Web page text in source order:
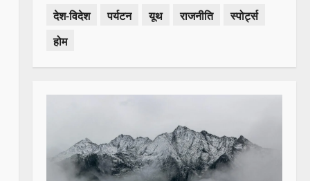
देश-विदेश
पर्यटन यूथ राजनीति
स्पोर्ट्स
होम